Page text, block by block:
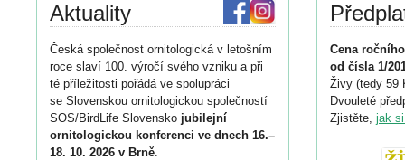
Aktuality
Česká společnost ornitologická v letošním
roce slaví 100. výročí svého vzniku a při
té příležitosti pořádá ve spolupráci
se Slovenskou ornitologickou společností
SOS/BirdLife Slovensko jubilejní
ornitologickou konferenci ve dnech 16.–
18. 10. 2026 v Brně.
Cena
od čísla 1/
Živy (tedy 59
Dvouleté
Zjistěte, jak